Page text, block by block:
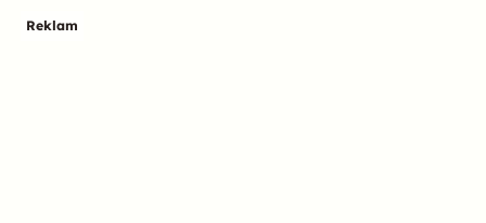
Reklam